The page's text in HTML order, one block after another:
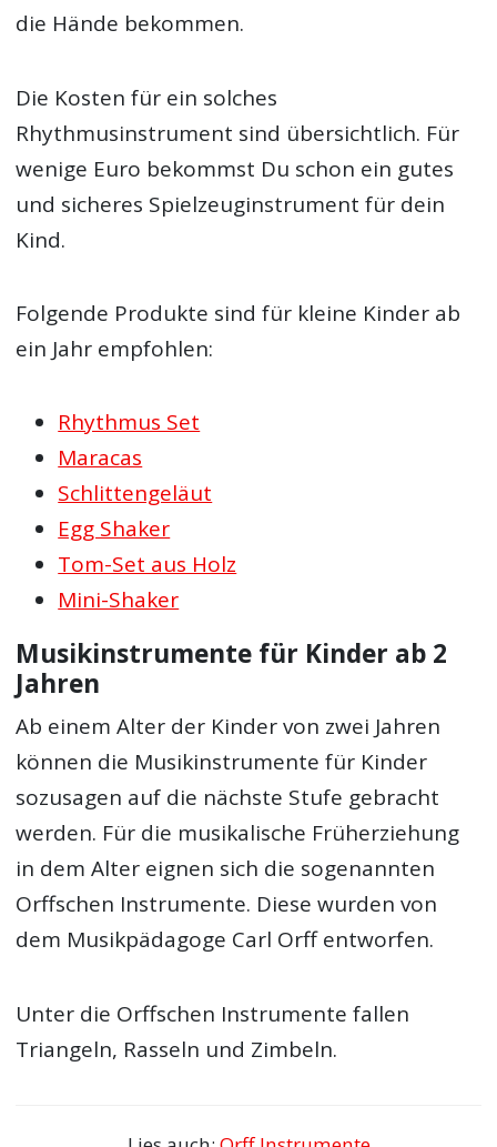
die Hände bekommen.
Die Kosten für ein solches
Rhythmusinstrument sind übersichtlich. Für
wenige Euro bekommst Du schon ein gutes
und sicheres Spielzeuginstrument für dein
Kind.
Folgende Produkte sind für kleine Kinder ab
ein Jahr empfohlen:
Rhythmus Set
Maracas
Schlittengeläut
Egg Shaker
Tom-Set aus Holz
Mini-Shaker
Musikinstrumente für Kinder ab 2
Jahren
Ab einem Alter der Kinder von zwei Jahren
können die Musikinstrumente für Kinder
sozusagen auf die nächste Stufe gebracht
werden. Für die musikalische Früherziehung
in dem Alter eignen sich die sogenannten
Orffschen Instrumente. Diese wurden von
dem Musikpädagoge Carl Orff entworfen.
Unter die Orffschen Instrumente fallen
Triangeln, Rasseln und Zimbeln.